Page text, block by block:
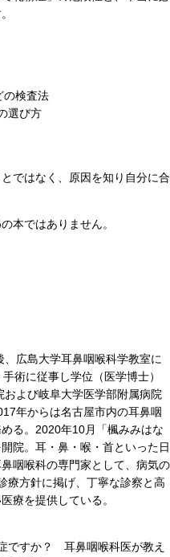
の検査法
選び方
ではなく、原因を知り自分に合
本ではありません。
広島大学耳鼻咽喉科学教室に
術に従事し学位（医学博士）
よび岐阜大学医学部附属病院
年からは名古屋市内の耳鼻咽
る。2020年10月「楓みみはな
院。耳・鼻・喉・首といった日
咽喉科の専門家として、病気の
療方針に掲げ、丁寧な診察と高
療を提供している。
ですか？ 耳鼻咽喉科医が教え